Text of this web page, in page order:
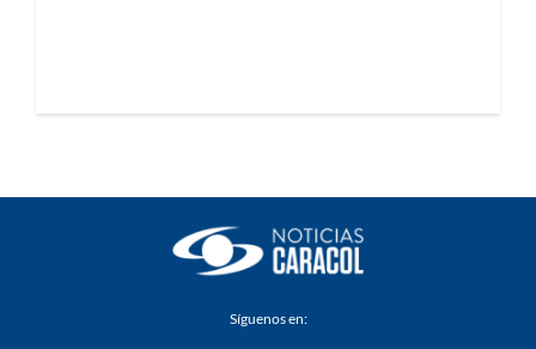
Síguenos en: